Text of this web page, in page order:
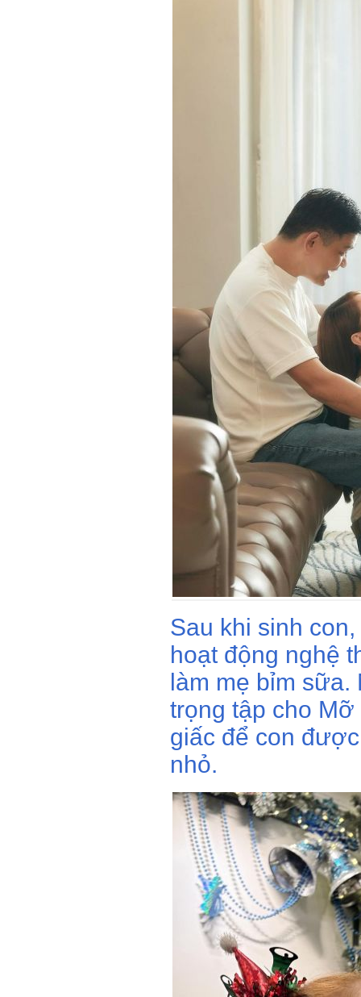
Sau khi sinh
hoạt động nghệ
làm mẹ bỉm sữa.
trọng tập cho
giấc để con
nhỏ.